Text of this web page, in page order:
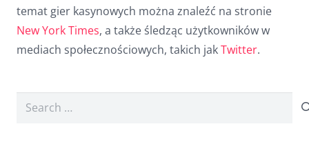
temat gier kasynowych można znaleźć na stronie
New York Times, a także śledząc użytkowników w
mediach społecznościowych, takich jakTwitter.
Search